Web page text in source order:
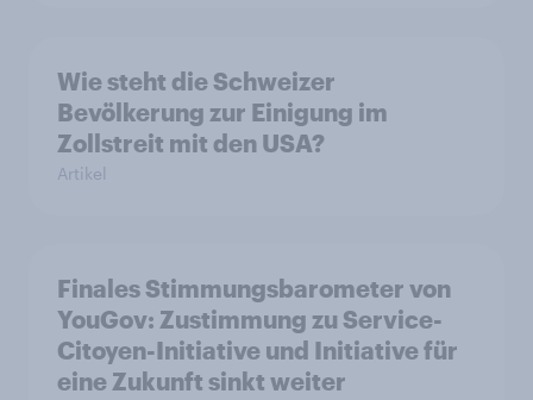
Wie steht die Schweizer
Bevölkerung zur Einigung im
Zollstreit mit den USA?
Artikel
Finales Stimmungsbarometer von
YouGov: Zustimmung zu Service-
Citoyen-Initiative und Initiative für
eine Zukunft sinkt weiter